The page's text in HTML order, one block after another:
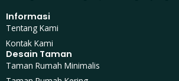
Informasi
Tentang Kami
Kontak Kami
Desain Taman
Taman Rumah Minimalis